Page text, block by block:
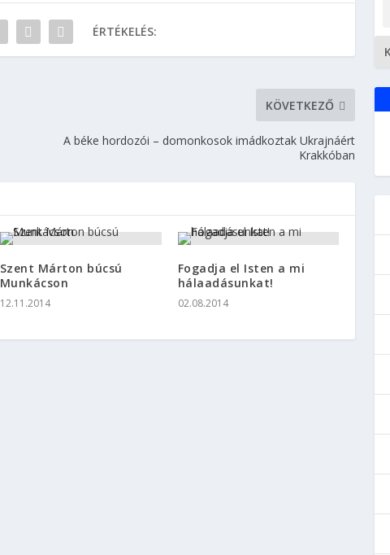
ÉRTÉKELÉS:
KÖVETKEZŐ
A béke hordozói – domonkosok imádkoztak Ukrajnáért
Krakkóban
Szent Márton búcsú
Munkácson
12.11.2014
Fogadja el Isten a mi
hálaadásunkat!
02.08.2014